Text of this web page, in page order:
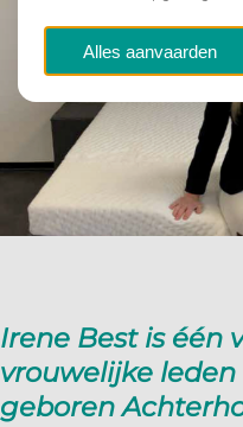
Irene Best is één
vrouwelijke leden
geboren